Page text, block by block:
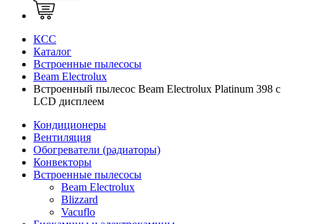
КСС
Каталог
Встроенные пылесосы
Beam Electrolux
Встроенный пылесос Beam Electrolux Platinum 398 с
LCD дисплеем
Кондиционеры
Вентиляция
Обогреватели (радиаторы)
Конвекторы
Встроенные пылесосы
Beam Electrolux
Blizzard
Vacuflo